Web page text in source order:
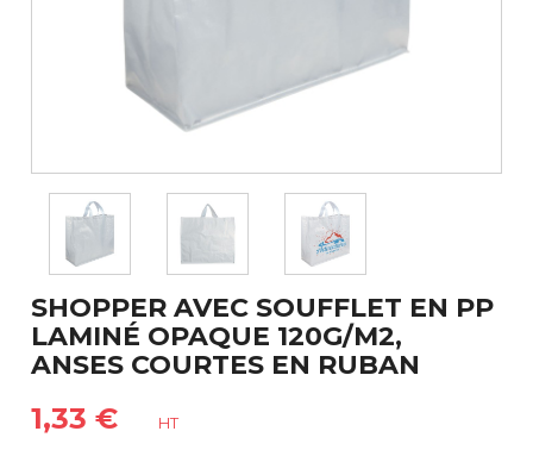
SHOPPER AVEC SOUFFLET EN PP
LAMINÉ OPAQUE 120G/M2,
ANSES COURTES EN RUBAN
1,33 € HT